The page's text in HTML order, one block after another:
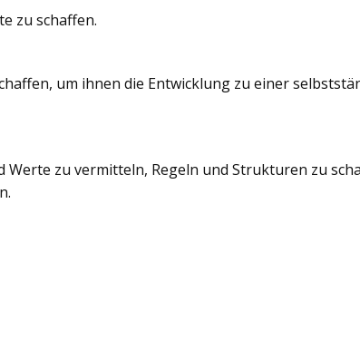
zu schaffen.
um ihnen die Entwicklung zu einer
zu vermitteln, Regeln und Strukturen zu